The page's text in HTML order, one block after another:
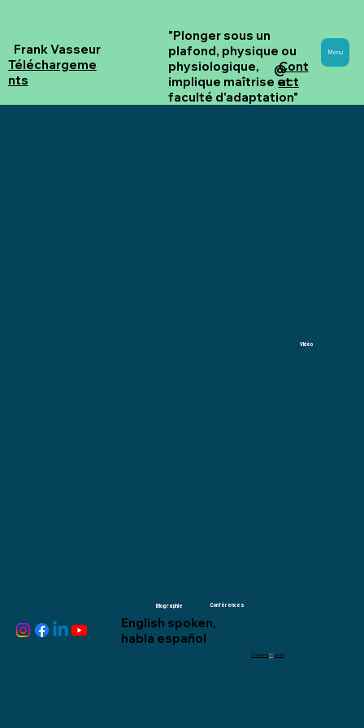
Cont
act
@
Frank Vasseur
"Plonger sous un
plafond, physique ou
physiologique,
implique maîtrise et
faculté d'adaptation"
Menu
Téléchargeme
nts
Biographie Conférences
Vidéo
English spoken,
habla español
CréationYSoweb